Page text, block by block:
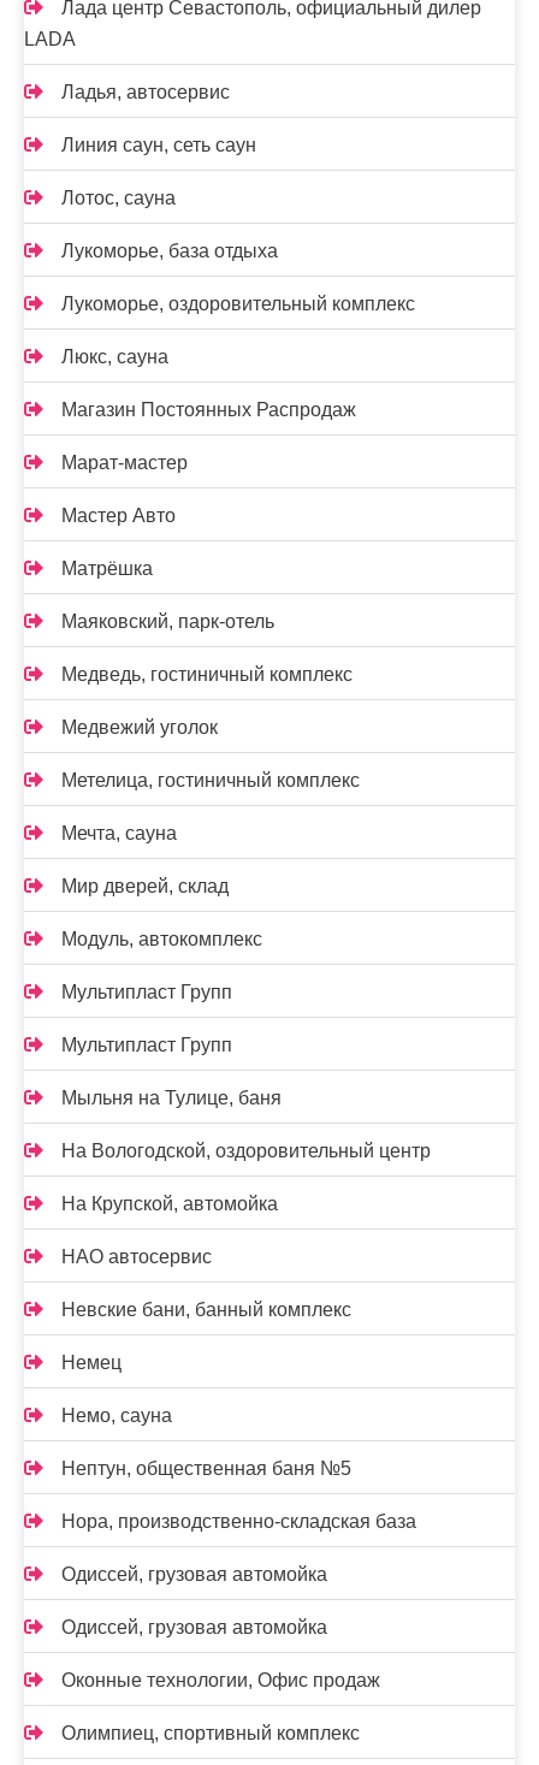
Лада центр Севастополь, официальный дилер
LADA
Ладья, автосервис
Линия саун, сеть саун
Лотос, сауна
Лукоморье, база отдыха
Лукоморье, оздоровительный комплекс
Люкс, сауна
Магазин Постоянных Распродаж
Марат-мастер
Мастер Авто
Матрёшка
Маяковский, парк-отель
Медведь, гостиничный комплекс
Медвежий уголок
Метелица, гостиничный комплекс
Мечта, сауна
Мир дверей, склад
Модуль, автокомплекс
Мультипласт Групп
Мультипласт Групп
Мыльня на Тулице, баня
На Вологодской, оздоровительный центр
На Крупской, автомойка
НАО автосервис
Невские бани, банный комплекс
Немец
Немо, сауна
Нептун, общественная баня №5
Нора, производственно-складская база
Одиссей, грузовая автомойка
Одиссей, грузовая автомойка
Оконные технологии, Офис продаж
Олимпиец, спортивный комплекс